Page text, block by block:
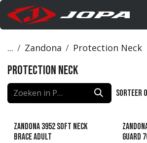
Overslaan naar inhoud
... Zandona Protection Neck
Protection Neck
Sorteer
Zandona 3952 Soft Neck
brace adult
guard